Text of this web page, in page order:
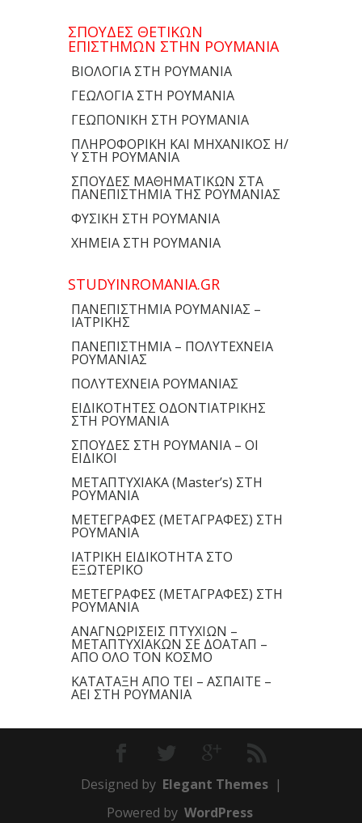
ΣΠΟΥΔΕΣ ΘΕΤΙΚΩΝ
ΕΠΙΣΤΗΜΩΝ ΣΤΗΝ ΡΟΥΜΑΝΙΑ
ΒΙΟΛΟΓΙΑ ΣΤΗ ΡΟΥΜΑΝΙΑ
ΓΕΩΛΟΓΙΑ ΣΤΗ ΡΟΥΜΑΝΙΑ
ΓΕΩΠΟΝΙΚΗ ΣΤΗ ΡΟΥΜΑΝΙΑ
ΠΛΗΡΟΦΟΡΙΚΗ ΚΑΙ ΜΗΧΑΝΙΚΟΣ Η/
Υ ΣΤΗ ΡΟΥΜΑΝΙΑ
ΣΠΟΥΔΕΣ ΜΑΘΗΜΑΤΙΚΩΝ ΣΤΑ
ΠΑΝΕΠΙΣΤΗΜΙΑ ΤΗΣ ΡΟΥΜΑΝΙΑΣ
ΦΥΣΙΚΗ ΣΤΗ ΡΟΥΜΑΝΙΑ
ΧΗΜΕΙΑ ΣΤΗ ΡΟΥΜΑΝΙΑ
STUDYINROMANIA.GR
ΠΑΝΕΠΙΣΤΗΜΙΑ ΡΟΥΜΑΝΙΑΣ –
ΙΑΤΡΙΚΗΣ
ΠΑΝΕΠΙΣΤΗΜΙΑ – ΠΟΛΥΤΕΧΝΕΙΑ
ΡΟΥΜΑΝΙΑΣ
ΠΟΛΥΤΕΧΝΕΙΑ ΡΟΥΜΑΝΙΑΣ
ΕΙΔΙΚΟΤΗΤΕΣ ΟΔΟΝΤΙΑΤΡΙΚΗΣ
ΣΤΗ ΡΟΥΜΑΝΙΑ
ΣΠΟΥΔΕΣ ΣΤΗ ΡΟΥΜΑΝΙΑ – ΟΙ
ΕΙΔΙΚΟΙ
ΜΕΤΑΠΤΥΧΙΑΚΑ (Master’s) ΣΤΗ
ΡΟΥΜΑΝΙΑ
ΜΕΤΕΓΡΑΦΕΣ (ΜΕΤΑΓΡΑΦΕΣ) ΣΤΗ
ΡΟΥΜΑΝΙΑ
ΙΑΤΡΙΚΗ ΕΙΔΙΚΟΤΗΤΑ ΣΤΟ
ΕΞΩΤΕΡΙΚΟ
ΜΕΤΕΓΡΑΦΕΣ (ΜΕΤΑΓΡΑΦΕΣ) ΣΤΗ
ΡΟΥΜΑΝΙΑ
ΑΝΑΓΝΩΡΙΣΕΙΣ ΠΤΥΧΙΩΝ –
ΜΕΤΑΠΤΥΧΙΑΚΩΝ ΣΕ ΔΟΑΤΑΠ –
ΑΠΟ ΟΛΟ ΤΟΝ ΚΟΣΜΟ
ΚΑΤΑΤΑΞΗ ΑΠΟ ΤΕΙ – ΑΣΠΑΙΤΕ –
ΑΕΙ ΣΤΗ ΡΟΥΜΑΝΙΑ
Designed by Elegant Themes |
Powered by WordPress